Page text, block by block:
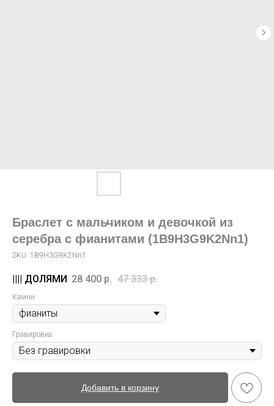
Браслет с мальчиком и девочкой из
серебра с фианитами (1B9H3G9K2Nn1)
SKU: 1B9H3G9K2Nn1
28 400 р. 47 333 р.
Камни
Гравировка
Добавить в корзину